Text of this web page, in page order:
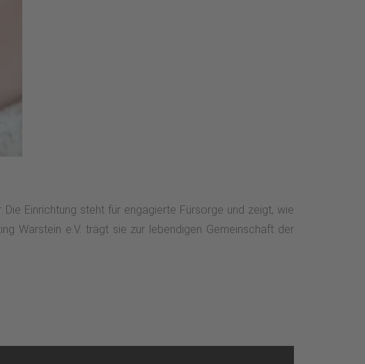
Einrichtung steht für engagierte Fürsorge und zeigt, wie
Warstein e.V. trägt sie zur lebendigen Gemeinschaft der